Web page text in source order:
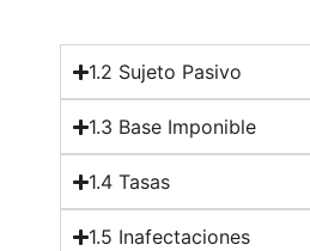
1.2 Sujeto Pasivo
1.3 Base Imponible
1.4 Tasas
1.5 Inafectaciones